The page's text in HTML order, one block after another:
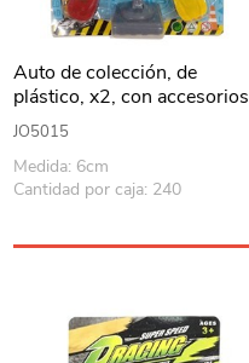
Auto de colección, de
plástico, x2, con accesorios
en blister
JO5015
Medida: 6cm
Cantidad por caja: 240